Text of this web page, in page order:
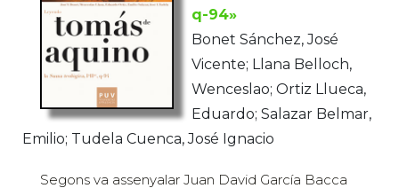
q-94»
Bonet Sánchez, José
Vicente; Llana Belloch,
Wenceslao; Ortiz Llueca,
Eduardo; Salazar Belmar,
Emilio; Tudela Cuenca, José Ignacio
Segons va assenyalar Juan David García Bacca